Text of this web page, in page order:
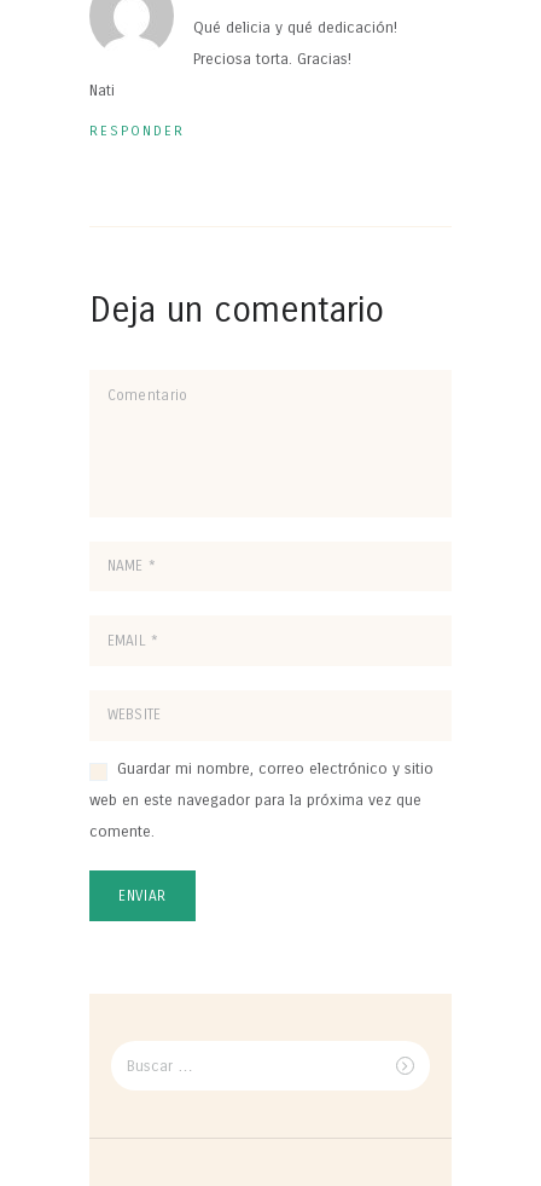
Qué delicia y qué dedicación!
Preciosa torta. Gracias!
Nati
RESPONDER
Deja un comentario
Guardar mi nombre, correo electrónico y sitio
web en este navegador para la próxima vez que
comente.
Buscar
por: